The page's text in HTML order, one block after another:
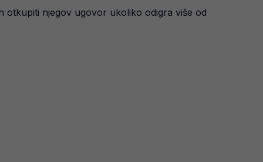
njegov ugovor ukoliko odigra više od